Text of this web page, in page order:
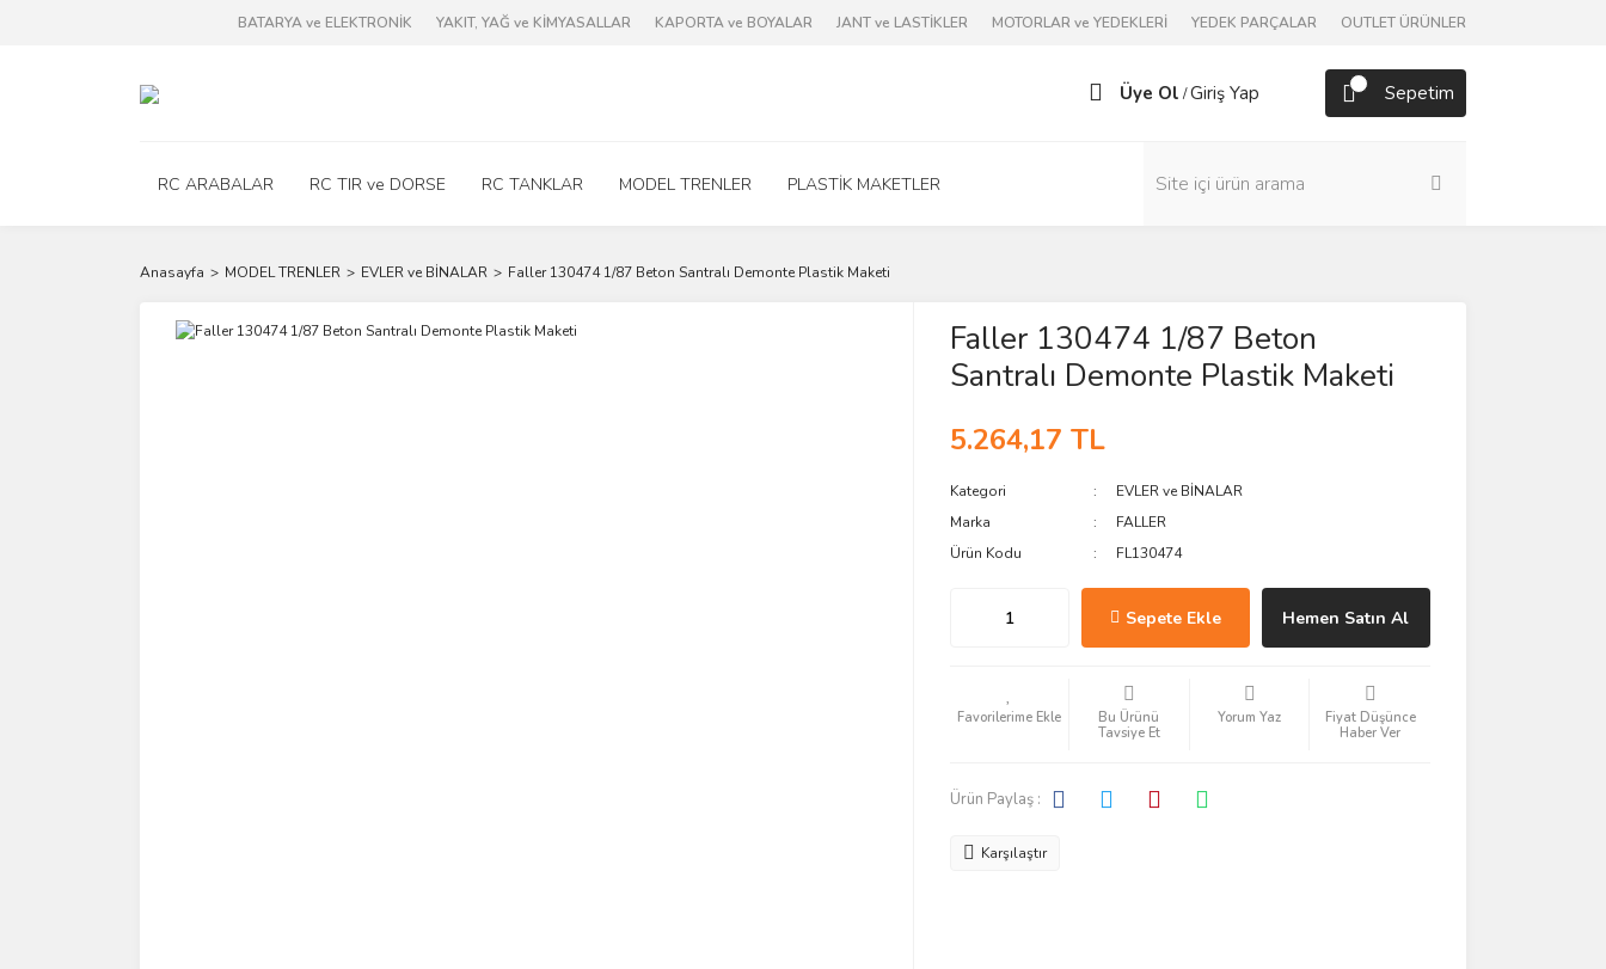
BATARYA ve ELEKTRONİK YAKIT, YAĞ ve KİMYASALLAR KAPORTA ve BOYALAR JANT ve LASTİKLER MOTORLAR ve YEDEKLERİ YEDEK PARÇALAR OUTLET ÜRÜNLER
Üye Ol /Giriş Yap Sepetim
RC ARABALAR RC TIR ve DORSE RC TANKLAR MODEL TRENLER PLASTİK MAKETLER
Anasayfa MODEL TRENLER EVLER ve BİNALAR Faller 130474 1/87 Beton Santralı Demonte Plastik Maketi
Faller 130474 1/87 Beton
Santralı Demonte Plastik Maketi
5.264,17 TL
Kategori
EVLER ve BİNALAR
Marka
FALLER
Ürün Kodu
FL130474
Sepete Ekle Hemen Satın Al
Bu Ürünü
Tavsiye Et
Yorum Yaz
Fiyat Düşünce
Haber Ver
Ürün Paylaş :
Karşılaştır